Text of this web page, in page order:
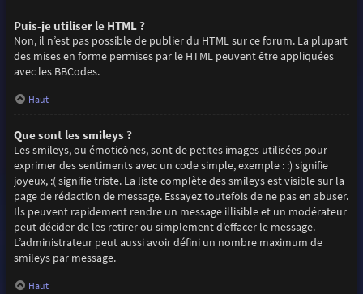
Puis-je utiliser le HTML ?
Non, il n’est pas possible de publier du HTML sur ce forum. La plupart
des mises en forme permises par le HTML peuvent être appliquées
avec les BBCodes.
Haut
Que sont les smileys ?
Les smileys, ou émoticônes, sont de petites images utilisées pour
exprimer des sentiments avec un code simple, exemple : :) signifie
joyeux, :( signifie triste. La liste complète des smileys est visible sur la
page de rédaction de message. Essayez toutefois de ne pas en abuser.
Ils peuvent rapidement rendre un message illisible et un modérateur
peut décider de les retirer ou simplement d’effacer le message.
L’administrateur peut aussi avoir défini un nombre maximum de
smileys par message.
Haut